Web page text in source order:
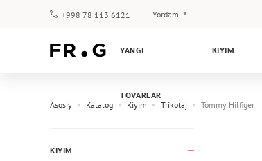
+998 78 113 6121 Yordam
Kafolat
YANGI
TOVARLAR
KIYIM
Asosiy Katalog Kiyim Trikotaj Tommy Hilfiger
KIYIM